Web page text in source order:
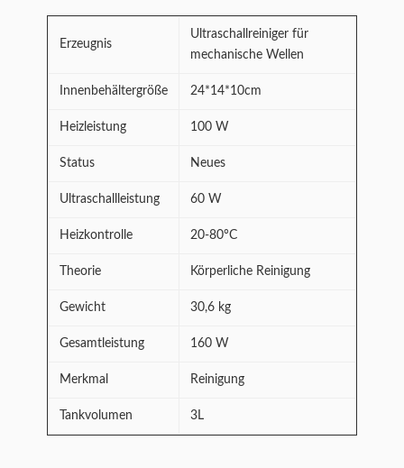
Erzeugnis
Ultraschallreiniger für
mechanische Wellen
Innenbehältergröße 24*14*10cm
Heizleistung 100 W
Status Neues
Ultraschallleistung 60 W
Heizkontrolle 20-80°C
Theorie Körperliche Reinigung
Gewicht 30,6 kg
Gesamtleistung 160 W
Merkmal Reinigung
Tankvolumen 3L